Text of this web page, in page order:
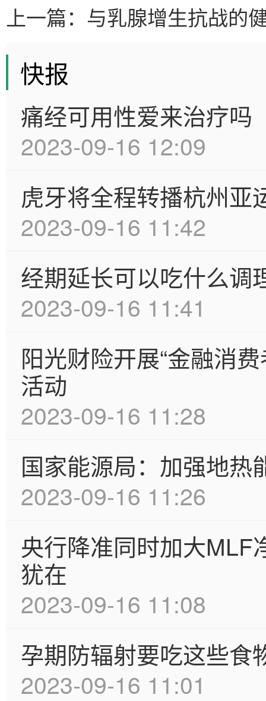
上一篇： 与乳腺增生抗战的
快报
痛经可用性爱来治疗吗
2023-09-16 12:09
虎牙将全程转播杭州亚
2023-09-16 11:42
经期延长可以吃什么调
2023-09-16 11:41
阳光财险开展“金融消
活动
2023-09-16 11:28
国家能源局：加强地热
2023-09-16 11:26
央行降准同时加大MLF
犹在
2023-09-16 11:08
孕期防辐射要吃这些食
2023-09-16 11:01